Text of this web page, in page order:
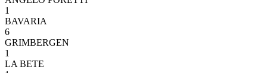
1
BAVARIA
6
GRIMBERGEN
1
LA BETE